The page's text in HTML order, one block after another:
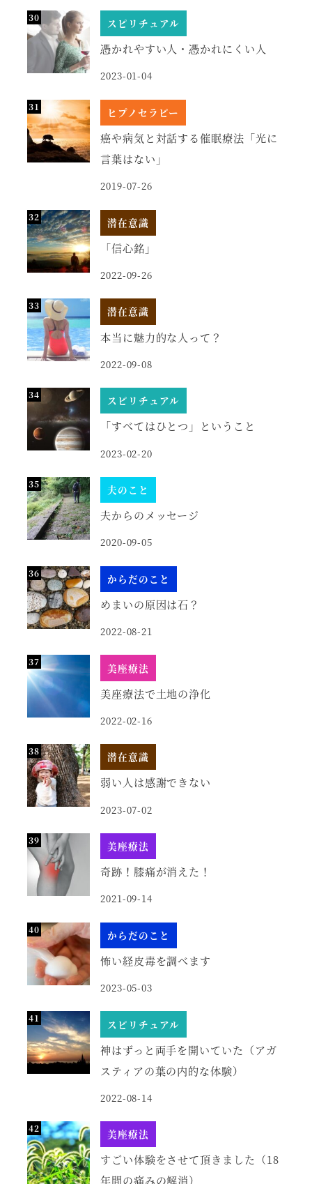
スピリチュアル
憑かれやすい人・憑かれにくい人
2023-01-04
ヒプノセラピー
癌や病気と対話する催眠療法「光に
言葉はない」
2019-07-26
潜在意識
「信心銘」
2022-09-26
潜在意識
本当に魅力的な人って？
2022-09-08
スピリチュアル
「すべてはひとつ」ということ
2023-02-20
夫のこと
夫からのメッセージ
2020-09-05
からだのこと
めまいの原因は石？
2022-08-21
美座療法
美座療法で土地の浄化
2022-02-16
潜在意識
弱い人は感謝できない
2023-07-02
美座療法
奇跡！膝痛が消えた！
2021-09-14
からだのこと
怖い経皮毒を調べます
2023-05-03
スピリチュアル
神はずっと両手を開いていた（アガ
スティアの葉の内的な体験）
2022-08-14
美座療法
すごい体験をさせて頂きました（18
年間の痛みの解消）